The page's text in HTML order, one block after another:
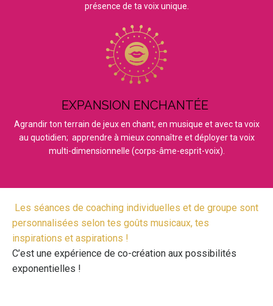
présence de ta voix unique.
EXPANSION ENCHANTÉE
Agrandir ton terrain de jeux en chant, en musique et avec ta voix
au quotidien; apprendre à mieux connaître et déployer ta voix
multi-dimensionnelle (corps-âme-esprit-voix).
Les séances de coaching individuelles et de groupe sont
personnalisées selon tes goûts musicaux, tes
inspirations et aspirations !
C’est une expérience de co-création aux possibilités
exponentielles !